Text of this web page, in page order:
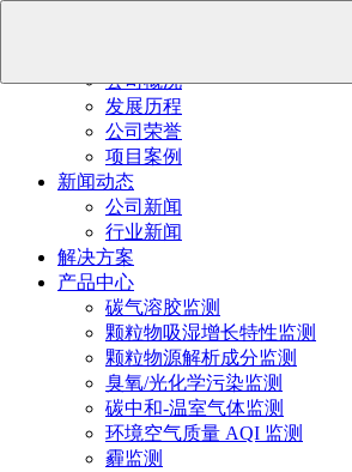
公司概况
发展历程
公司荣誉
项目案例
新闻动态
公司新闻
行业新闻
解决方案
产品中心
碳气溶胶监测
颗粒物吸湿增长特性监测
颗粒物源解析成分监测
臭氧/光化学污染监测
碳中和-温室气体监测
环境空气质量 AQI 监测
霾监测